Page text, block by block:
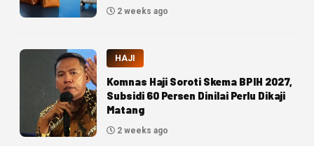
2 weeks ago
HAJI
Komnas Haji Soroti Skema BPIH 2027,
Subsidi 60 Persen Dinilai Perlu Dikaji
Matang
2 weeks ago